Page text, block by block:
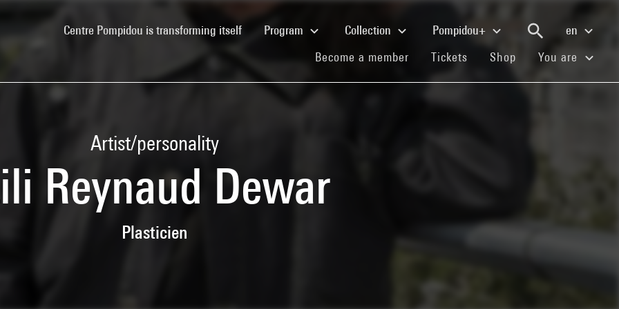
Centre Pompidou is transforming itself(current)Program Collection Pompidou+
en
Become a member (current)
Tickets (current)
Shop (current)You are
Artist/personality
Reynaud Dewar
Plasticien